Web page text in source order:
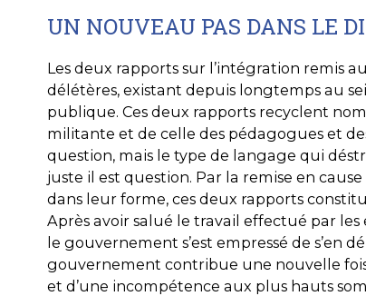
UN NOUVEAU PAS DANS LE
Les deux rapports sur l’intégration remis
délétères, existant depuis longtemps au
publique. Ces deux rapports recyclent
militante et de celle des pédagogues et
question, mais le type de langage qui
juste il est question. Par la remise en
dans leur forme, ces deux rapports
Après avoir salué le travail effectué par
le gouvernement s’est empressé de s’en
gouvernement contribue une nouvelle
et d’une incompétence aux plus hauts